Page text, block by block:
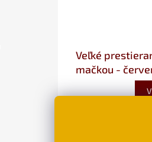
Veľké
mačkou -